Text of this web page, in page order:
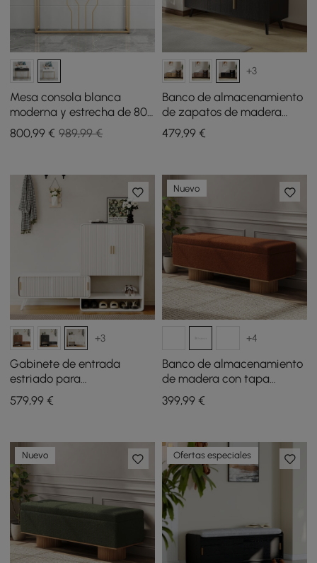
Mesa consola blanca
moderna y estrecha de 800
mm y banco capitoné con
líneas blancas tapizado en
800,99 € 989,99 €
+3
Banco de almacenamiento
de zapatos de madera
negra de 1200 mm con 3
puertas y 5 estantes para
479,99€
+3
Gabinete de entrada
estriado para
almacenamiento de
zapatos, color blanco
579,99 €
Nuevo
+4
Banco de almacenamiento
de madera con tapa
abatible de tela de
peluche y piel sintética
399,99€
Nuevo Ofertas especiales